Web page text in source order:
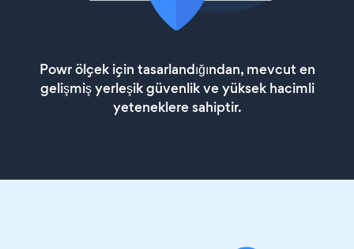
Powr ölçek için tasarlandığından, mevcut en
gelişmiş yerleşik güvenlik ve yüksek hacimli
yeteneklere sahiptir.